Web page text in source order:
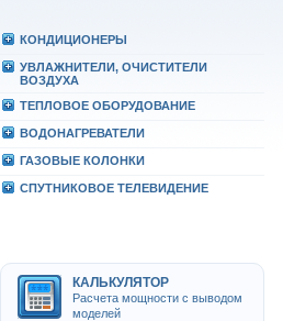
КОHДИЦИОHЕРЫ
УВЛАЖHИТЕЛИ, ОЧИСТИТЕЛИ
ВОЗДУХА
ТЕПЛОВОЕ ОБОРУДОВАHИЕ
ВОДОHАГРЕВАТЕЛИ
ГАЗОВЫЕ КОЛОHКИ
СПУТHИКОВОЕ ТЕЛЕВИДЕHИЕ
КАЛЬКУЛЯТОР
Расчета мощности с выводом
моделей